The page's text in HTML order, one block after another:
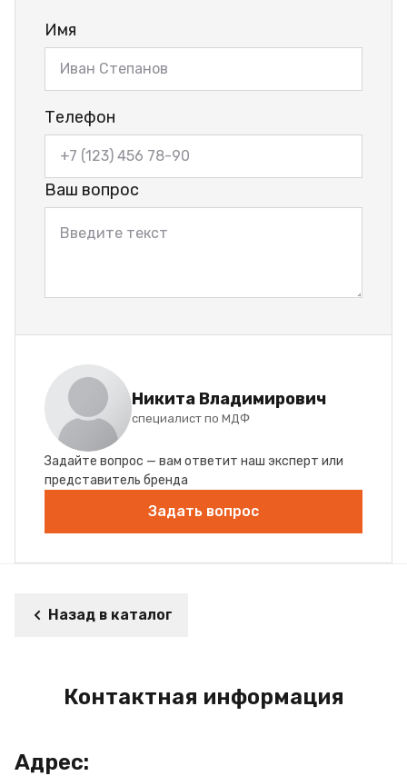
Имя
Телефон
Ваш вопрос
Никита Владимирович
специалист по МДФ
Задайте вопрос — вам ответит наш эксперт или
представитель бренда
Задать вопрос
Назад в каталог
Контактная информация
Адрес: